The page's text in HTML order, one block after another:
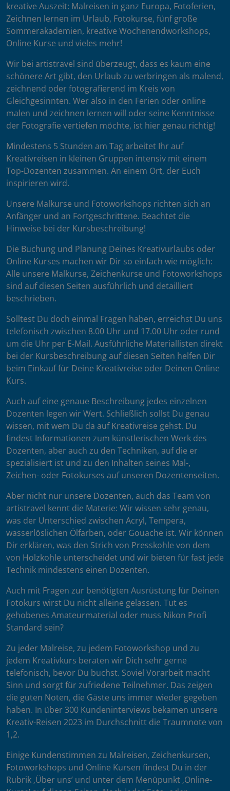
kreative Auszeit: Malreisen in ganz Europa, Fotoferien,
Zeichnen lernen im Urlaub, Fotokurse, fünf große
Sommerakademien, kreative Wochenendworkshops,
Online Kurse und vieles mehr!
Wir bei artistravel sind überzeugt, dass es kaum eine
schönere Art gibt, den Urlaub zu verbringen als malend,
zeichnend oder fotografierend im Kreis von
Gleichgesinnten. Wer also in den Ferien oder online
malen und zeichnen lernen will oder seine Kenntnisse
der Fotografie vertiefen möchte, ist hier genau richtig!
Mindestens 5 Stunden am Tag arbeitet Ihr auf
Kreativreisen in kleinen Gruppen intensiv mit einem
Top-Dozenten zusammen. An einem Ort, der Euch
inspirieren wird.
Unsere Malkurse und Fotoworkshops richten sich an
Anfänger und an Fortgeschrittene. Beachtet die
Hinweise bei der Kursbeschreibung!
Die Buchung und Planung Deines Kreativurlaubs oder
Online Kurses machen wir Dir so einfach wie möglich:
Alle unsere Malkurse, Zeichenkurse und Fotoworkshops
sind auf diesen Seiten ausführlich und detailliert
beschrieben.
Solltest Du doch einmal Fragen haben, erreichst Du uns
telefonisch zwischen 8.00 Uhr und 17.00 Uhr oder rund
um die Uhr per E-Mail. Ausführliche Materiallisten direkt
bei der Kursbeschreibung auf diesen Seiten helfen Dir
beim Einkauf für Deine Kreativreise oder Deinen Online
Kurs.
Auch auf eine genaue Beschreibung jedes einzelnen
Dozenten legen wir Wert. Schließlich sollst Du genau
wissen, mit wem Du da auf Kreativreise gehst. Du
findest Informationen zum künstlerischen Werk des
Dozenten, aber auch zu den Techniken, auf die er
spezialisiert ist und zu den Inhalten seines Mal-,
Zeichen- oder Fotokurses auf unseren Dozentenseiten.
Aber nicht nur unsere Dozenten, auch das Team von
artistravel kennt die Materie: Wir wissen sehr genau,
was der Unterschied zwischen Acryl, Tempera,
wasserlöslichen Ölfarben, oder Gouache ist. Wir können
Dir erklären, was den Strich von Presskohle von dem
von Holzkohle unterscheidet und wir bieten für fast jede
Technik mindestens einen Dozenten.
Auch mit Fragen zur benötigten Ausrüstung für Deinen
Fotokurs wirst Du nicht alleine gelassen. Tut es
gehobenes Amateurmaterial oder muss Nikon Profi
Standard sein?
Zu jeder Malreise, zu jedem Fotoworkshop und zu
jedem Kreativkurs beraten wir Dich sehr gerne
telefonisch, bevor Du buchst. Soviel Vorarbeit macht
Sinn und sorgt für zufriedene Teilnehmer. Das zeigen
die guten Noten, die Gäste uns immer wieder gegeben
haben. In über 300 Kundeninterviews bekamen unsere
Kreativ-Reisen 2023 im Durchschnitt die Traumnote von
1,2.
Einige Kundenstimmen zu Malreisen, Zeichenkursen,
Fotoworkshops und Online Kursen findest Du in der
Rubrik ‚Über uns’ und unter dem Menüpunkt ‚Online-